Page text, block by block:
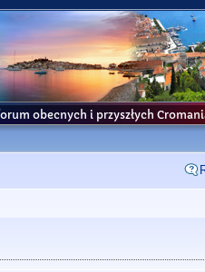
obecnych i przyszłych